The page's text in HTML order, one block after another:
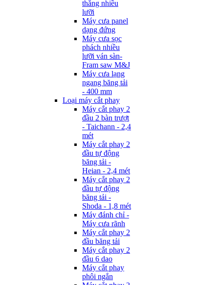
thẳng nhiều
lưỡi
Máy cưa panel
dạng đứng
Máy cưa sọc
phách nhiều
lưỡi ván sàn-
Fram saw M&J
Máy cưa lạng
ngang băng tải
- 400 mm
Loại máy cắt phay
Máy cắt phay 2
đầu 2 bàn trượt
- Taichann - 2,4
mét
Máy cắt phay 2
đầu tự động
băng tải -
Heian - 2,4 mét
Máy cắt phay 2
đầu tự động
băng tải -
Shoda - 1,8 mét
Máy đánh chỉ -
Máy cưa rãnh
Máy cắt phay 2
đầu băng tải
Máy cắt phay 2
đầu 6 dao
Máy cắt phay
phôi ngắn